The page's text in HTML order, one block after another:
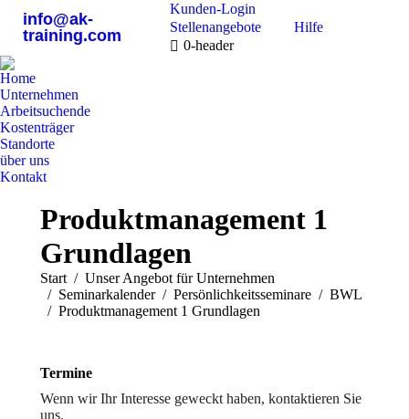
info@ak-
training.com
Kunden-Login
Stellenangebote
Hilfe
0-header
Home
Unternehmen
Arbeitsuchende
Kostenträger
Standorte
über uns
Kontakt
Produktmanagement 1
Grundlagen
Sie befinden sich hier:
Start
Unser Angebot für Unternehmen
Seminarkalender
Persönlichkeitsseminare
BWL
Produktmanagement 1 Grundlagen
Termine
Wenn wir Ihr Interesse geweckt haben, kontaktieren Sie
uns.